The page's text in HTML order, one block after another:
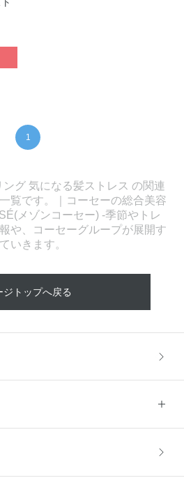
1
グ 気になる髪ストレス の関連
覧です。｜コーセーの総合美容
メゾンコーセー) -季節やトレ
や、コーセーグループが展開す
いきます。
ジトップへ戻る